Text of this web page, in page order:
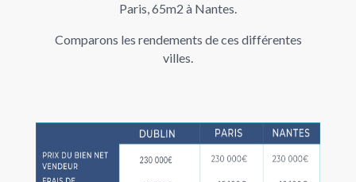
Paris,65m2 à Nantes.
Comparons les rendements de ces différentes
villes.